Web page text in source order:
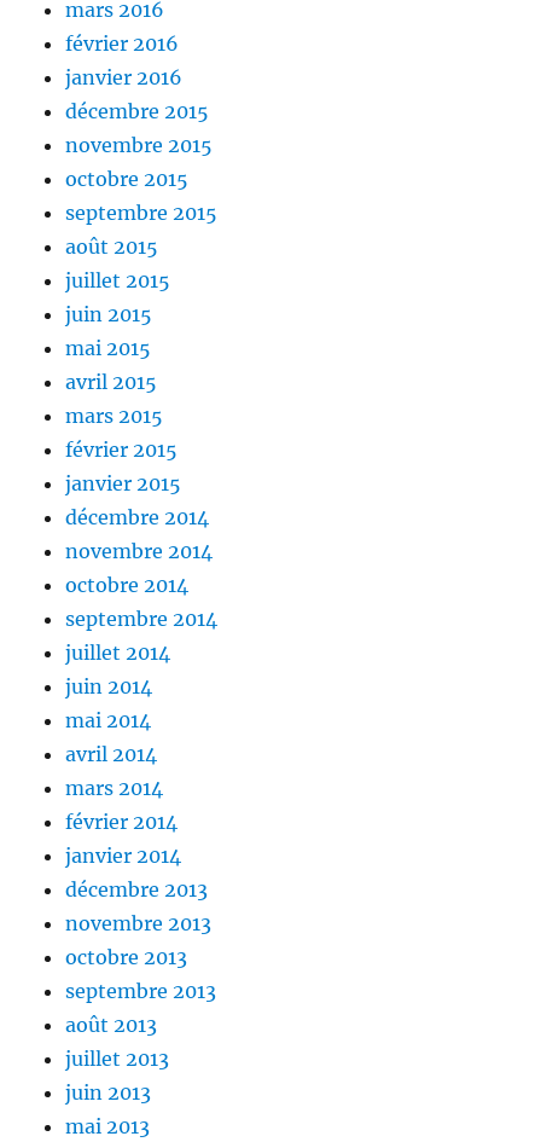
mars 2016
février 2016
janvier 2016
décembre 2015
novembre 2015
octobre 2015
septembre 2015
août 2015
juillet 2015
juin 2015
mai 2015
avril 2015
mars 2015
février 2015
janvier 2015
décembre 2014
novembre 2014
octobre 2014
septembre 2014
juillet 2014
juin 2014
mai 2014
avril 2014
mars 2014
février 2014
janvier 2014
décembre 2013
novembre 2013
octobre 2013
septembre 2013
août 2013
juillet 2013
juin 2013
mai 2013